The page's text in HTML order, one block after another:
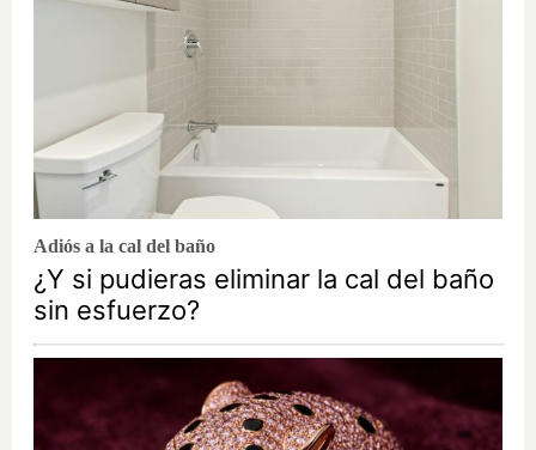
Adiós a la cal del baño
¿Y si pudieras eliminar la cal del baño
sin esfuerzo?